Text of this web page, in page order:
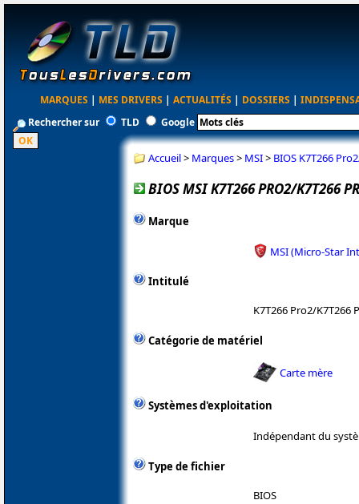
MARQUES | MES DRIVERS | ACTUALITÉS | DOSSIERS |
Rechercher sur
TLD Google
Accueil> Marques> MSI> BIOS K7T266
BIOS MSI K7T266 PRO2/K7T266
Marque
MSI (Micro-Star
Intitulé
K7T266 Pro2/K7T266
Catégorie de matériel
Carte mère
Systèmes d'exploitation
Indépendant du
Type de fichier
BIOS